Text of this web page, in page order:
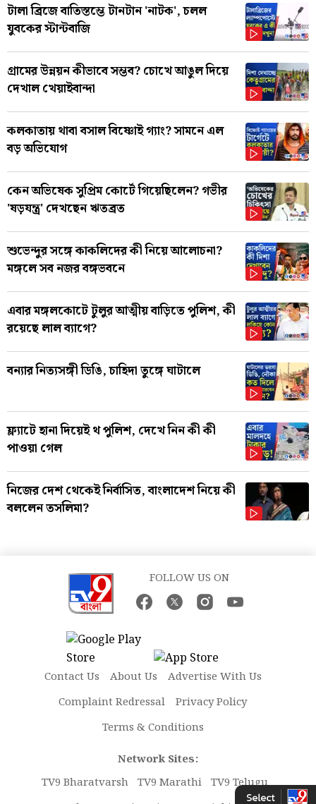
টালা ব্রিজে বাতিস্তম্ভে টানটান 'নাটক', চলল
যুবকের স্টান্টবাজি
গ্রামের উন্নয়ন কীভাবে সম্ভব? চোখে আঙুল দিয়ে
দেখাল খেয়াইবান্দা
কলকাতায় থাবা বসাল বিষ্ণোই গ্যাং? সামনে এল
বড় অভিযোগ
কেন অভিষেক সুপ্রিম কোর্টে গিয়েছিলেন? গভীর
'ষড়যন্ত্র' দেখছেন ঋতব্রত
শুভেন্দুর সঙ্গে কাকলিদের কী নিয়ে আলোচনা?
মঙ্গলে সব নজর বঙ্গভবনে
এবার মঙ্গলকোটে টুলুর আত্মীয় বাড়িতে পুলিশ, কী
রয়েছে লাল ব্যাগে?
বন্যার নিত্যসঙ্গী ডিঙি, চাহিদা তুঙ্গে ঘাটালে
ফ্ল্যাটে হানা দিয়েই থ পুলিশ, দেখে নিন কী কী
পাওয়া গেল
নিজের দেশ থেকেই নির্বাসিত, বাংলাদেশ নিয়ে কী
বললেন তসলিমা?
FOLLOW US ON
Contact Us About Us
Advertise With Us
Complaint Redressal
Privacy Policy
Terms & Conditions
Network Sites:
TV9 Bharatvarsh TV9 Marathi TV9 Telugu